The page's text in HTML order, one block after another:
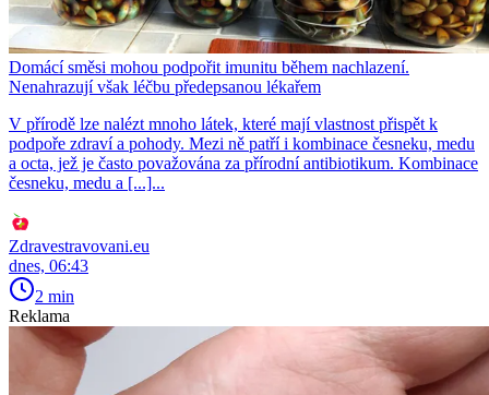
Domácí směsi mohou podpořit imunitu během nachlazení.
Nenahrazují však léčbu předepsanou lékařem
V přírodě lze nalézt mnoho látek, které mají vlastnost přispět k
podpoře zdraví a pohody. Mezi ně patří i kombinace česneku, medu
a octa, jež je často považována za přírodní antibiotikum. Kombinace
česneku, medu a [...]...
Zdravestravovani.eu
dnes, 06:43
2 min
Reklama